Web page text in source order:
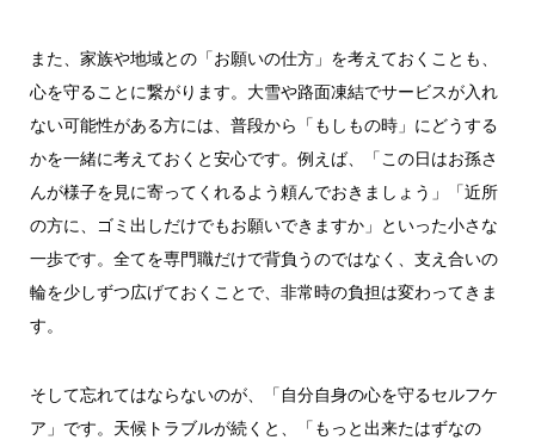
また、家族や地域との「お願いの仕方」を考えておくことも、
心を守ることに繋がります。大雪や路面凍結でサービスが入れ
ない可能性がある方には、普段から「もしもの時」にどうする
かを一緒に考えておくと安心です。例えば、「この日はお孫さ
んが様子を見に寄ってくれるよう頼んでおきましょう」「近所
の方に、ゴミ出しだけでもお願いできますか」といった小さな
一歩です。全てを専門職だけで背負うのではなく、支え合いの
輪を少しずつ広げておくことで、非常時の負担は変わってきま
す。
そして忘れてはならないのが、「自分自身の心を守るセルフケ
ア」です。天候トラブルが続くと、「もっと出来たはずなの